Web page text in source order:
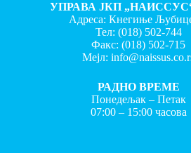
УПРАВА ЈКП
Адреса: Кнегиње
Тел: (018) 502-744
Факс:(018) 502-715
Мејл:
РАДНО ВРЕМЕ
Понедељак – Петак
07:00 – 15:00 часова